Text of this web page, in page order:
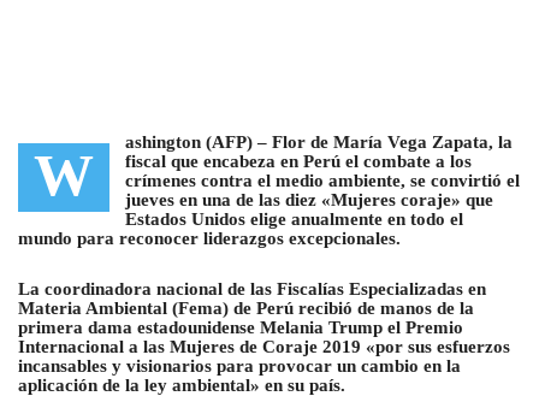
W ashington (AFP) – Flor de María Vega Zapata, la
fiscal que encabeza en Perú el combate a los
crímenes contra el medio ambiente, se convirtió el
jueves en una de las diez «Mujeres coraje» que
Estados Unidos elige anualmente en todo el
mundo para reconocer liderazgos excepcionales.
La coordinadora nacional de las Fiscalías Especializadas en
Materia Ambiental (Fema) de Perú recibió de manos de la
primera dama estadounidense Melania Trump el Premio
Internacional a las Mujeres de Coraje 2019 «por sus esfuerzos
incansables y visionarios para provocar un cambio en la
aplicación de la ley ambiental» en su país.